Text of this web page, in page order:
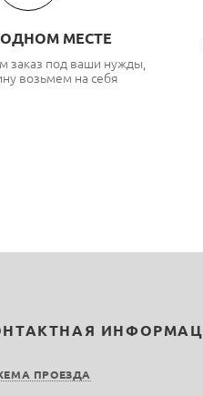
ОДНОМ МЕСТЕ
заказ под ваши нужды,
возьмем на себя
ПРОЕЗДА